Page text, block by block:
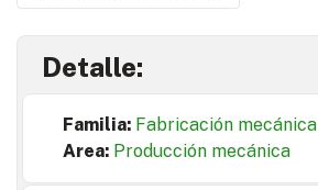
Detalle:
Familia: Fabricación mecánica
Area: Producción mecánica